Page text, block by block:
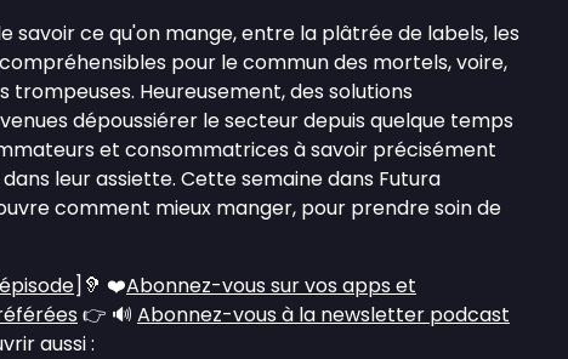
savoir ce qu'on mange, entre la plâtrée de labels, les
pour le commun des mortels, voire,
trompeuses. Heureusement, des solutions
dépoussiérer le secteur depuis quelque temps
et consommatrices à savoir précisément
leur assiette. Cette semaine dans Futura
comment mieux manger, pour prendre soin de
]🦻 ❤️Abonnez-vous sur vos apps et
👉 🔊 Abonnez-vous à la newsletter podcast
aussi :